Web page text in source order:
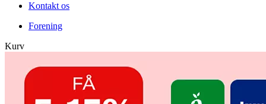
Kontakt os
Forening
Kurv